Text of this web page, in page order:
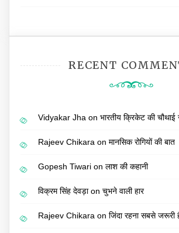
RECENT
Vidyakar Jha on भारतीय क्रिकेट की
Rajeev Chikara on मानसिक रोगियों की बात
Gopesh Tiwari on लाश की कहानी
विक्रम सिंह देवड़ाon चुभने वाली हार
Rajeev Chikara on जिंदा रहना सबसे जरूरी